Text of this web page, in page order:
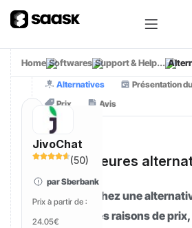
Home Softwares Support & Help...
JivoChat
(50)
par Sberbank
Prix à partir de :
24.05€
Alternatives Présentation
Prix
Avis
[01]
Les meilleures
en 2025
Vous cherchez une
soit pour des raisons de